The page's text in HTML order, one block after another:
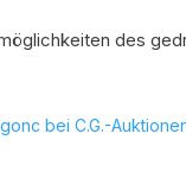
des
bei C.G.-